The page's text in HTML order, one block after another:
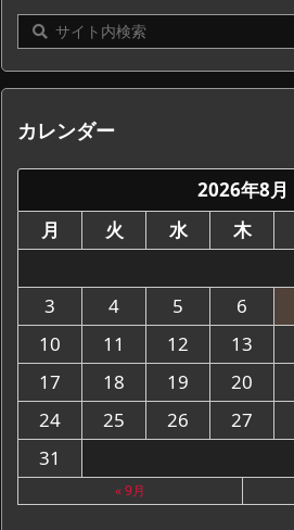
カレンダー
2026年8月
月
火 水 木
3
4 5 6
10
11 12 13
17
18 19 20
24
25 26 27
31
« 9月